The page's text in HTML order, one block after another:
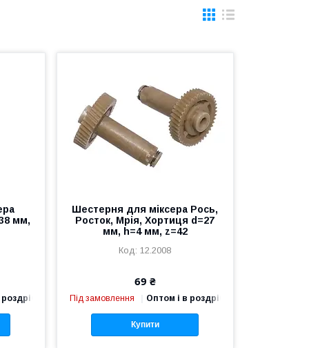
мм,
Шестерня для міксера Рось,
Росток, Мрія, Хортиця d=27
мм, h=4 мм, z=42
12.2008
69 ₴
Під замовлення Оптом і в роздріб
Купити